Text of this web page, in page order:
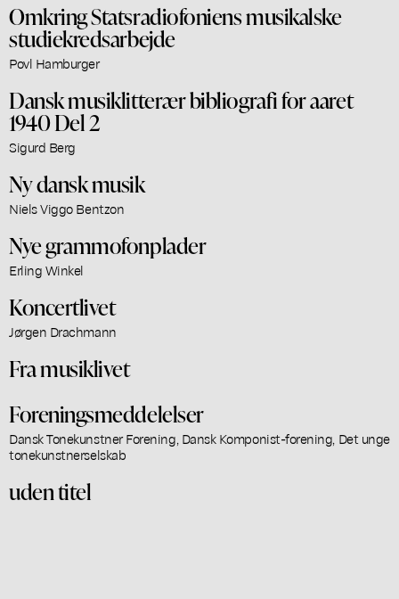
Omkring Statsradiofoniens musikalske
studiekredsarbejde
Povl Hamburger
Dansk musiklitterær bibliografi for aaret
1940 Del 2
Sigurd Berg
Ny dansk musik
Niels Viggo Bentzon
Nye grammofonplader
Erling Winkel
Koncertlivet
Jørgen Drachmann
Fra musiklivet
Foreningsmeddelelser
Dansk Tonekunstner Forening, Dansk Komponist-forening, Det unge
tonekunstnerselskab
uden titel